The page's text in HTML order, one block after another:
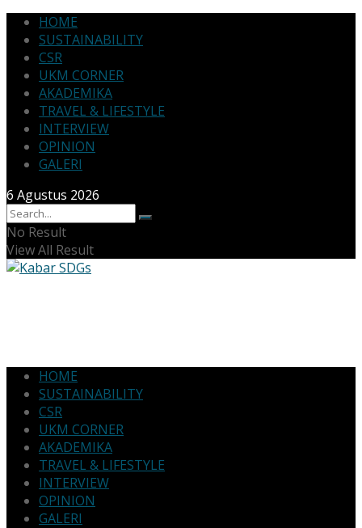
HOME
SUSTAINABILITY
CSR
UKM CORNER
AKADEMIKA
TRAVEL & LIFESTYLE
INTERVIEW
OPINION
GALERI
6 Agustus 2026
No Result
View All Result
HOME
SUSTAINABILITY
CSR
UKM CORNER
AKADEMIKA
TRAVEL & LIFESTYLE
INTERVIEW
OPINION
GALERI